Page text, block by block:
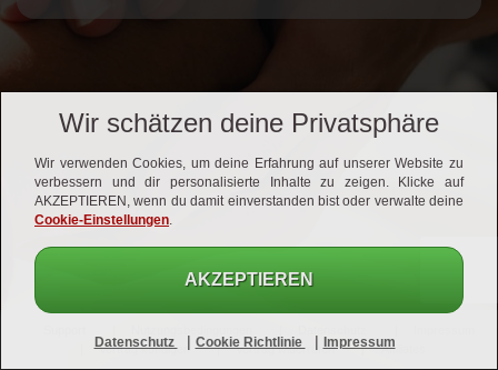
Vertrag kündigen
Vertrag widerrufen Affiliates
Wir schätzen deine Privatsphäre
Wir verwenden Cookies, um deine Erfahrung auf unserer Website zu
verbessern und dir personalisierte Inhalte zu zeigen. Klicke auf
AKZEPTIEREN, wenn du damit einverstanden bist oder verwalte deine
Cookie-Einstellungen.
AKZEPTIEREN
Datenschutz | Cookie Richtlinie | Impressum